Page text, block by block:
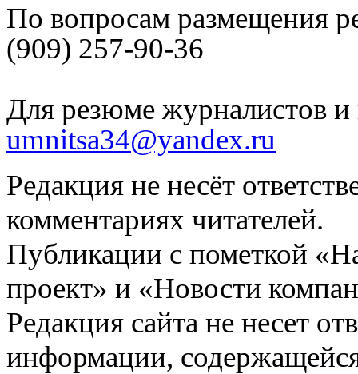
По вопросам размещения
(909) 257-90-36
Для резюме журналистов и
umnitsa34@yandex.ru
Редакция не несёт
комментариях читателей.
Публикации с пометкой
проект» и «Новости
Редакция сайта не несет
информации,